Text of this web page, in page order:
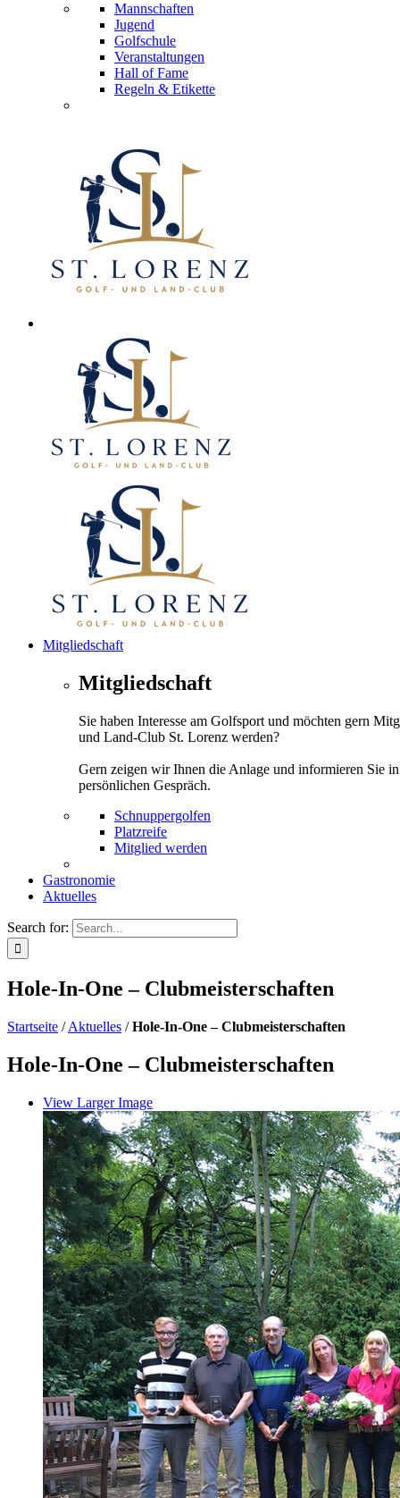
Mannschaften
Jugend
Golfschule
Veranstaltungen
Hall of Fame
Regeln & Etikette
Mitgliedschaft
Mitgliedschaft
Sie haben Interesse am Golfsport und möchten gern
und Land-Club St. Lorenz werden?
Gern zeigen wir Ihnen die Anlage und informieren Sie
persönlichen Gespräch.
Schnuppergolfen
Platzreife
Mitglied werden
Gastronomie
Aktuelles
Search for:
Hole-In-One – Clubmeisterschaften
Startseite /Aktuelles /Hole-In-One – Clubmeisterschaften
Hole-In-One – Clubmeisterschaften
View Larger Image